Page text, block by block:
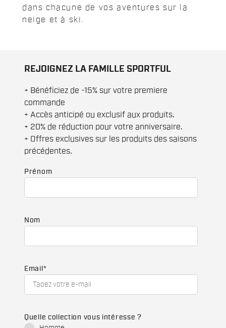
dans chacune de vos aventures sur la
neige et à ski.
REJOIGNEZ LA FAMILLE SPORTFUL
+ Bénéficiez de -15% sur votre premiere
commande
+ Accès anticipé ou exclusif aux produits.
+ 20% de réduction pour votre anniversaire.
+ Offres exclusives sur les produits des saisons
précédentes.
Prénom
Nom
Email *
Quelle collection vous intéresse ?